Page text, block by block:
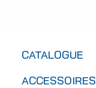
CATALOGUE
ACCESSOIRES